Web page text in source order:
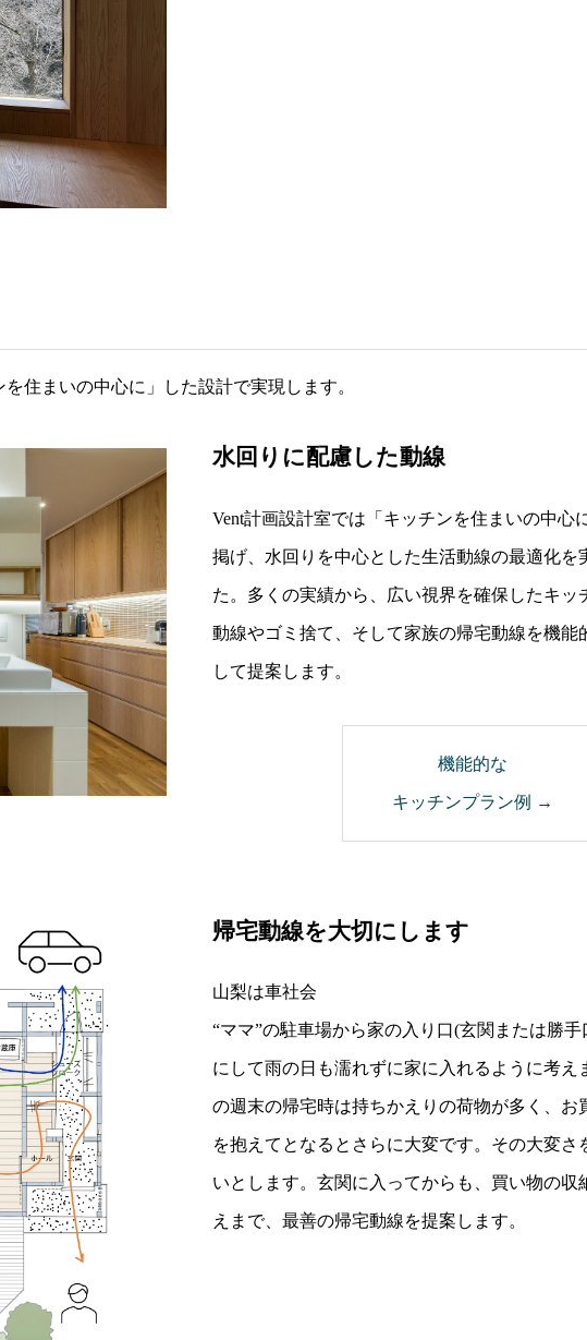
を住まいの中心に」した設計で実現します。
水回りに配慮した動線
Vent計画設計室では「キッチンを住まいの中心
掲げ、水回りを中心とした生活動線の最適化を
た。多くの実績から、広い視界を確保したキッ
動線やゴミ捨て、そして家族の帰宅動線を機能
して提案します。
機能的な
キッチンプラン例 →
帰宅動線を大切にします
山梨は車社会
“ママ”の駐車場から家の入り口(玄関または勝
にして雨の日も濡れずに家に入れるように考え
の週末の帰宅時は持ちかえりの荷物が多く、お
を抱えてとなるとさらに大変です。その大変さ
いとします。玄関に入ってからも、買い物の収
えまで、最善の帰宅動線を提案します。